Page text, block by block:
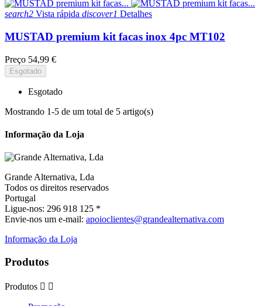
search2 Vista rápida discover1 Detalhes
MUSTAD premium kit facas inox 4pc MT102
Preço 54,99 €
Esgotado
Esgotado
Mostrando 1-5 de um total de 5 artigo(s)
Informação da Loja
Grande Alternativa, Lda
Todos os direitos reservados
Portugal
Ligue-nos: 296 918 125 *
Envie-nos um e-mail: apoioclientes@grandealternativa.com
Informação da Loja
Produtos
Produtos  